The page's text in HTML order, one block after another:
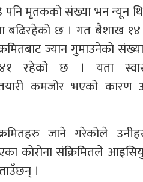
मृतकको संख्या भन न्यून
बढिरहेको छ । गत बैशाख
ज्यान गुमाउनेको
रहेको छ । यता
तयारी कमजोर भएको
जाने गरेकोले
कोरोना संक्रिमितले
।